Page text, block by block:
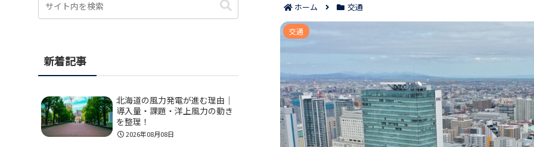
ホーム 交通
札幌駅からすすきのへのアクセス方法徹底ガイド｜初
交通
新着記事
北海道の風力発電が進む理由｜
導入量・課題・洋上風力の動き
を整理！
2026年08月08日